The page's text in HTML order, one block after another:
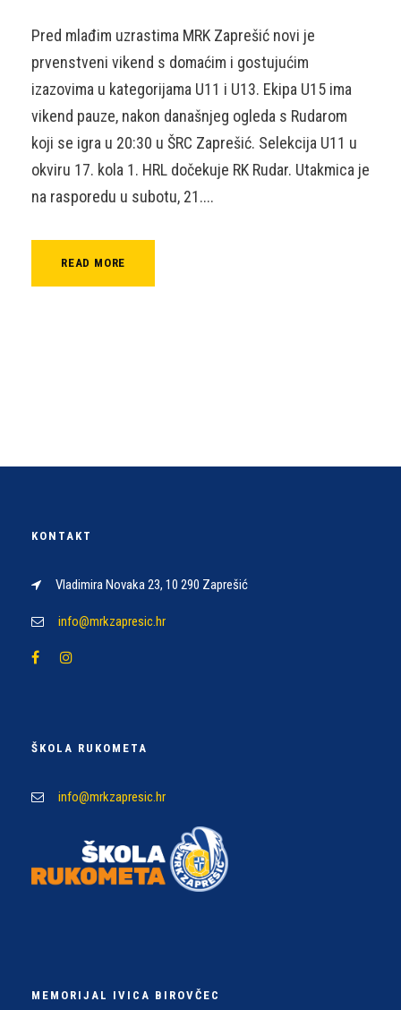
Pred mlađim uzrastima MRK Zaprešić novi je
prvenstveni vikend s domaćim i gostujućim
izazovima u kategorijama U11 i U13. Ekipa U15 ima
vikend pauze, nakon današnjeg ogleda s Rudarom
koji se igra u 20:30 u ŠRC Zaprešić. Selekcija U11 u
okviru 17. kola 1. HRL dočekuje RK Rudar. Utakmica je
na rasporedu u subotu, 21....
READ MORE
KONTAKT
Vladimira Novaka 23, 10 290 Zaprešić
info@mrkzapresic.hr
ŠKOLA RUKOMETA
info@mrkzapresic.hr
MEMORIJAL IVICA BIROVČEC